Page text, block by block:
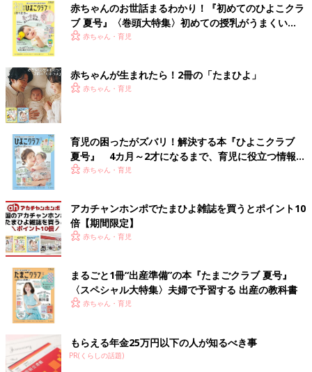
赤ちゃんのお世話まるわかり！『初めてのひよこクラ
ブ 夏号』〈巻頭大特集〉初めての授乳がうまくい
く！ おっぱい・ミルクの基本と夏のトラブル 解決テ
赤ちゃん・育児
赤ちゃんが生まれたら！2冊の「たまひよ」
赤ちゃん・育児
育児の困ったがズバリ！解決する本『ひよこクラブ
夏号』 4カ月～2才になるまで、育児に役立つ情報が
いっぱい！
赤ちゃん・育児
アカチャンホンポでたまひよ雑誌を買うとポイント10
倍【期間限定】
赤ちゃん・育児
まるごと1冊“出産準備”の本『たまごクラブ 夏号』
〈スペシャル大特集〉夫婦で予習する 出産の教科書
赤ちゃん・育児
もらえる年金25万円以下の人が知るべき事
PR(くらしの話題)